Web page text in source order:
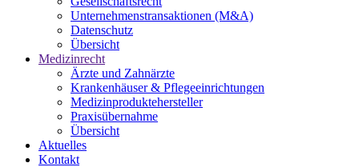
Unternehmenstransaktionen (M&A)
Datenschutz
Übersicht
Medizinrecht
Ärzte und Zahnärzte
Krankenhäuser & Pflegeeinrichtungen
Medizinproduktehersteller
Praxisübernahme
Übersicht
Aktuelles
Kontakt